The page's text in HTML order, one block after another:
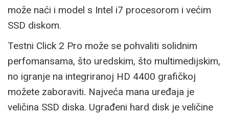
može naći i model s Intel i7 procesorom i većim
SSD diskom.
Testni Click 2 Pro može se pohvaliti solidnim
perfomansama, što uredskim, što multimedijskim,
no igranje na integriranoj HD 4400 grafičkoj
možete zaboraviti. Najveća mana uređaja je
veličina SSD diska. Ugrađeni hard disk je veličine